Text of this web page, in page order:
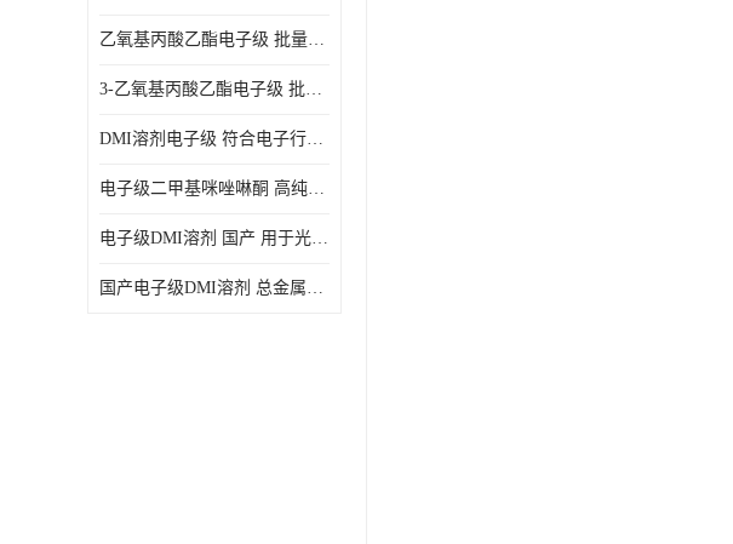
乙氧基丙酸乙酯电子级 批量供应 电子级
3-乙氧基丙酸乙酯电子级 批量供应
DMI溶剂电子级 符合电子行业要求
电子级二甲基咪唑啉酮 高纯度 用于光阻
电子级DMI溶剂 国产 用于光刻胶
国产电子级DMI溶剂 总金属小于20ppb 用于半导体清洗